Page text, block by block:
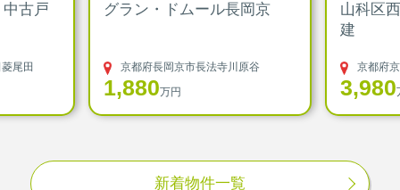
古戸
尾田
グラン・ドムール長岡京
京都府長岡京市長法寺川原谷
1,880万円
山科区
建
京都府
3,980
新着物件一覧